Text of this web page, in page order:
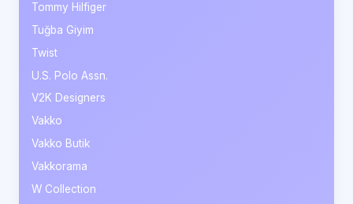
Tommy Hilfiger
Tuğba Giyim
Twist
U.S. Polo Assn.
V2K Designers
Vakko
Vakko Butik
Vakkorama
W Collection